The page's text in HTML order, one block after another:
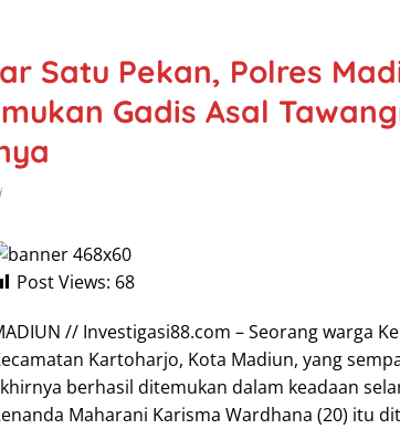
Satu Pekan, Polres
Gadis Asal
Post Views: 68
// Investigasi88.com – Seorang warga
Kartoharjo, Kota Madiun, yang
berhasil ditemukan dalam keadaan
Maharani Karisma Wardhana (20) itu